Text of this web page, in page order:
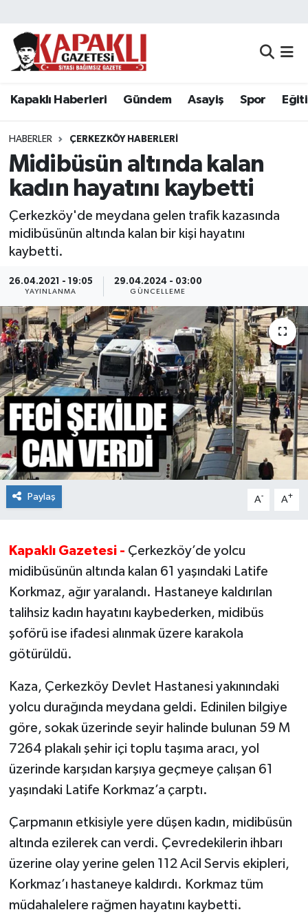
Kapaklı Haberleri Gündem Asayiş Spor
HABERLER ÇERKEZKÖY HABERLERI
Midibüsün altında kalan
kadın hayatını kaybetti
Çerkezköy'de meydana gelen trafik kazasında
midibüsünün altında kalan bir kişi hayatını
kaybetti.
26.04.2021 - 19:05
YAYINLANMA
29.04.2024 - 03:00
GÜNCELLEME
Paylaş A- A+
Kapaklı Gazetesi - Çerkezköy’de yolcu
midibüsünün altında kalan 61 yaşındaki Latife
Korkmaz, ağır yaralandı. Hastaneye kaldırılan
talihsiz kadın hayatını kaybederken, midibüs
şoförü ise ifadesi alınmak üzere karakola
götürüldü.
Kaza, Çerkezköy Devlet Hastanesi yakınındaki
yolcu durağında meydana geldi. Edinilen bilgiye
göre, sokak üzerinde seyir halinde bulunan 59 M
7264 plakalı şehir içi toplu taşıma aracı, yol
üzerinde karşıdan karşıya geçmeye çalışan 61
yaşındaki Latife Korkmaz’a çarptı.
Çarpmanın etkisiyle yere düşen kadın, midibüsün
altında ezilerek can verdi. Çevredekilerin ihbarı
üzerine olay yerine gelen 112 Acil Servis ekipleri,
Korkmaz’ı hastaneye kaldırdı. Korkmaz tüm
müdahalelere rağmen hayatını kaybetti.
Kapaklı Haberleri
Asayiş
Spor
Eğitim
Siyaset
Ekonomi
Sağlık
Teknoloji
Yaşam
Tekirdağ Nöbetçi Eczaneler
Tekirdağ Namaz Vakitleri
Tekirdağ Trafik Yoğunluk Haritası
Süper Lig Puan Durumu ve Fikstür
Tüm Manşetler
Haber Arşivi